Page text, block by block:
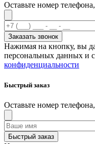
Оставьте номер
Заказать звонок
Нажимая на кнопку, вы
персональных данных и
конфиденциальности
Быстрый заказ
Оставьте номер
Быстрый заказ